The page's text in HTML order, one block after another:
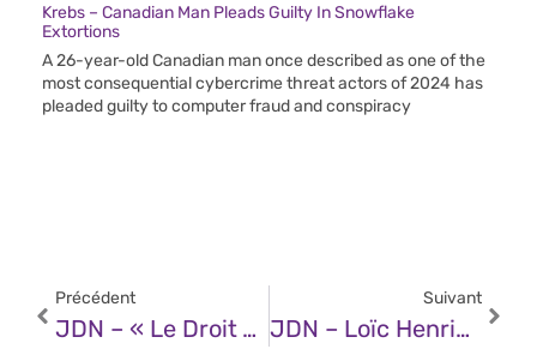
Krebs – Canadian Man Pleads Guilty In Snowflake
Extortions
A 26-year-old Canadian man once described as one of the
most consequential cybercrime threat actors of 2024 has
pleaded guilty to computer fraud and conspiracy
Précédent
JDN – « Le Droit À Son Visage » : Quand Les Deepfakes Posent La Question Du Copyright Des Traits Humains
Suivant
JDN – Loïc Henriet (Pasqal) : « L’objectif De Pasqal Est De Démontrer Un Avantage Quantique Pratique Avant Mi-2026 »